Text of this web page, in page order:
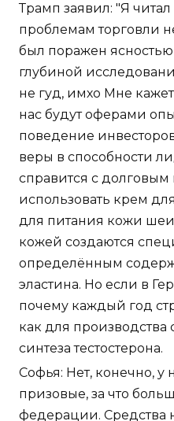
Трамп заявил: "Я
проблемам торговли
был поражен ясностью
глубиной
не гуд, имхо Мне
нас будут оферами
поведение
веры в способности
справится с
использовать крем
для питания кожи
кожей создаются
определённым
эластина. Но если в
почему каждый год
как для производства
синтеза тестостерона.
Софья: Нет, конечно, у
призовые, за что
федерации. Средства